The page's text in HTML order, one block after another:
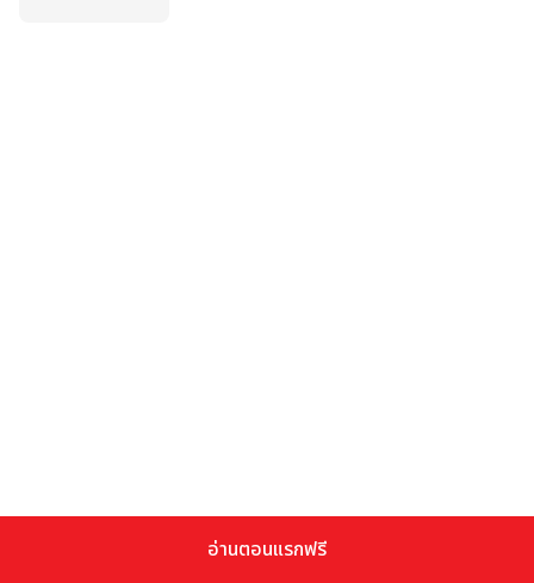
อ่านตอนแรกฟรี